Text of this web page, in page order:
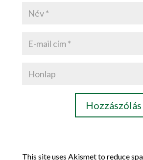
This site uses Akismet to reduce